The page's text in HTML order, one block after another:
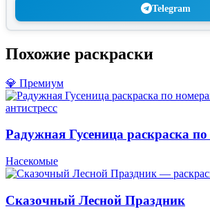
Telegram
Похожие раскраски
💎 Премиум
Радужная Гусеница раскраска
Насекомые
Сказочный Лесной Праздник